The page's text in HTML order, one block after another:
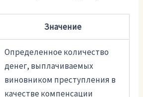
Значение
Определенное количество
денег, выплачиваемых
виновником преступления в
качестве компенсации